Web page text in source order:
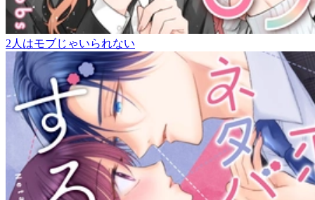
2人はモブじゃいられない